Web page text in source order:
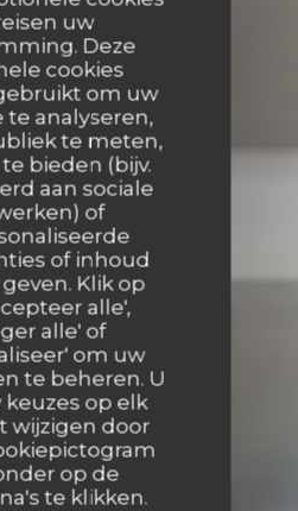
uw
Deze
cookies
om uw
te analyseren,
te meten,
bieden (bijv.
aan sociale
of
of inhoud
Klik op
alle',
alle' of
om uw
te beheren. U
op elk
wijzigen door
op de
te klikken.